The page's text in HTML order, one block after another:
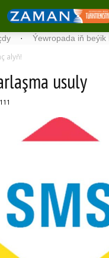
Ýewropada iň beýik
alyň!
usuly
111